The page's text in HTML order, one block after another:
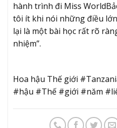
hành trình đi Miss World
tôi ít khi nói những điều
lại là một bài học rất rõ
nhiệm”.
Hoa hậu Thế giới
#hậu #Thế #giới #năm